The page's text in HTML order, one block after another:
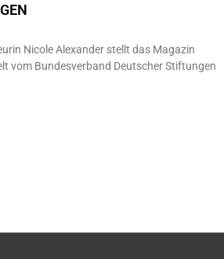
Nicole Alexander stellt das Magazin
vom Bundesverband Deutscher Stiftungen